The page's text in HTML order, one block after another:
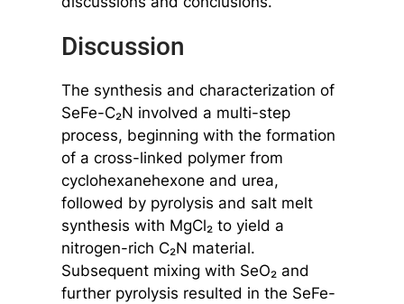
Discussion
The synthesis and characterization of
SeFe-C₂N involved a multi-step
process, beginning with the formation
of a cross-linked polymer from
cyclohexanehexone and urea,
followed by pyrolysis and salt melt
synthesis with MgCl₂ to yield a
nitrogen-rich C₂N material.
Subsequent mixing with SeO₂ and
further pyrolysis resulted in the SeFe-